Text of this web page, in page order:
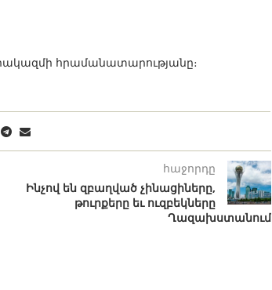
հրամանատարությանը։
հաջորդը
Ինչով են զբաղված չինացիները,
թուրքերը եւ ուզբեկները
Ղազախստանում